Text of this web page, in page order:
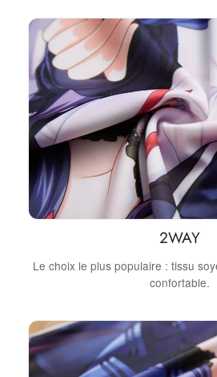
2WAY
Le choix le plus populaire : tissu
confortable.